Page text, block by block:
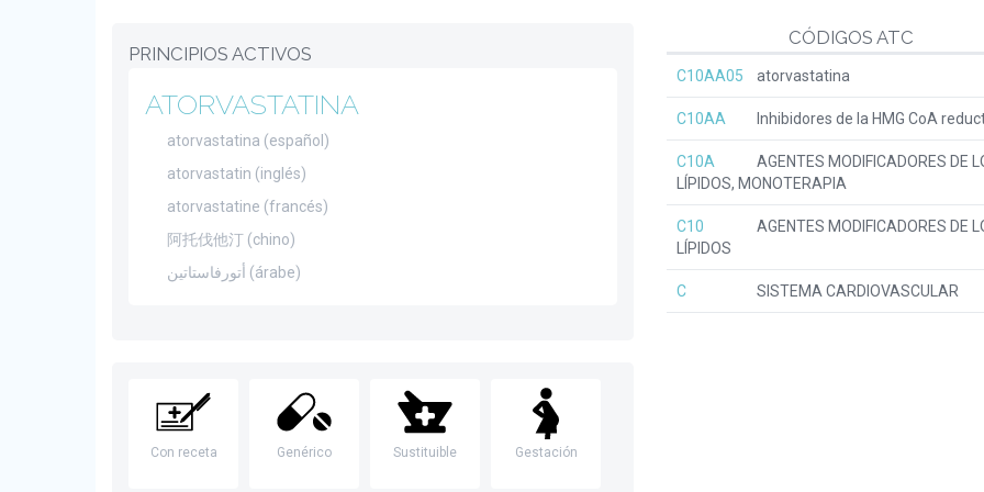
CÓDIGOS ATC
C10AA05 atorvastatina
C10AA Inhibidores de la HMG CoA
C10A
AGENTES MODIFICADORES DE
LÍPIDOS, MONOTERAPIA
C10
AGENTES MODIFICADORES DE
LÍPIDOS
C SISTEMA CARDIOVASCULAR
PRINCIPIOS ACTIVOS
ATORVASTATINA
atorvastatina (español)
atorvastatin (inglés)
atorvastatine (francés)
阿托伐他汀 (chino)
أتورفاستاتين (árabe)
Con receta Genérico Sustituible Gestación